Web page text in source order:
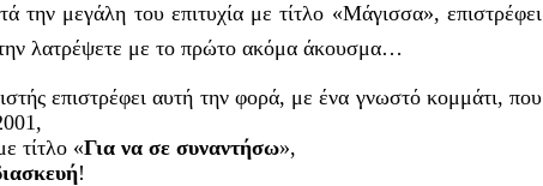
την μεγάλη του επιτυχία με τίτλο «Μάγισσα», επιστρέφει
λατρέψετε με το πρώτο ακόμα άκουσμα…
επιστρέφει αυτή την φορά, με ένα γνωστό κομμάτι, που
τίτλο «Για να σε συναντήσω»,
!